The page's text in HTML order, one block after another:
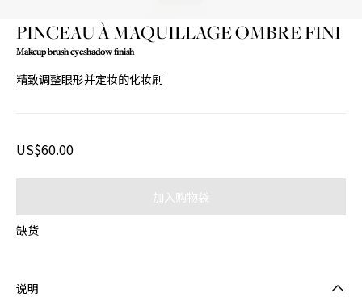
PINCEAU À MAQUILLAGE OMBRE FINI
Makeup brush eyeshadow finish
精致调整眼形并定妆的化妆刷
US$60.00
加入购物袋
缺货
说明